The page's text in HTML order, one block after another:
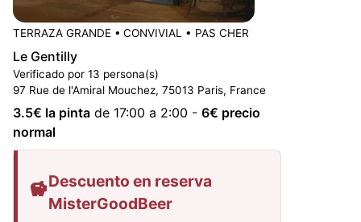
TERRAZA GRANDE • CONVIVIAL • PAS CHER
Le Gentilly
Verificado por 13 persona(s)
97 Rue de l'Amiral Mouchez, 75013 Paris, France
3.5€ la pinta de 17:00 a 2:00 - 6€ precio
normal
Descuento en reserva
MisterGoodBeer